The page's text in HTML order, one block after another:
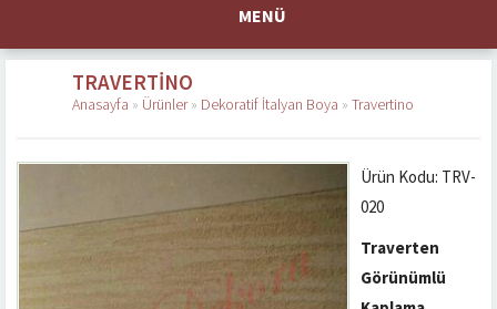
MENÜ
TRAVERTINO
Anasayfa » Ürünler» Dekoratif İtalyan Boya » Travertino
Ürün Kodu: TRV-
020
Traverten
Görünümlü